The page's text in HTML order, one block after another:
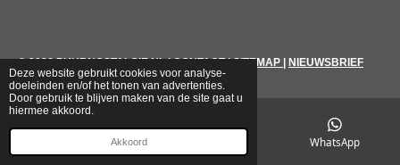
Deze website gebruikt cookies voor analyse-
doeleinden en/of het tonen van advertenties.
Door gebruik te blijven maken van de site gaat u
hiermee akkoord.
Akkoord
© 2026 PUURNOSTALGIE.NL|CONTACT|SITEMAP NIEUWSBRIEF
WhatsApp